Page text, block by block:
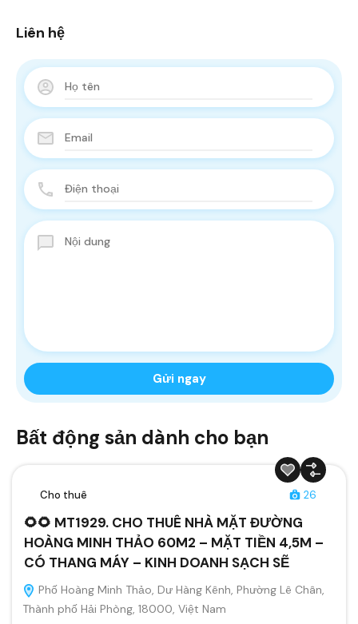
Liên hệ
Bất động sản dành cho bạn
Cho thuê 26
🌻🌻 MT1929. CHO THUÊ NHÀ MẶT ĐƯỜNG
HOÀNG MINH THẢO 60M2 – MẶT TIỀN 4,5M –
CÓ THANG MÁY – KINH DOANH SẠCH SẼ
Phố Hoàng Minh Thảo, Dư Hàng Kênh, Phường Lê Chân,
Thành phố Hải Phòng, 18000, Việt Nam